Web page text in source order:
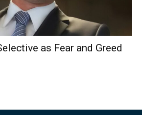
as Fear and Greed